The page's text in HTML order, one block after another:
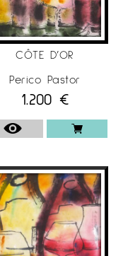
CÔTE D’OR
Perico Pastor
1.200 €